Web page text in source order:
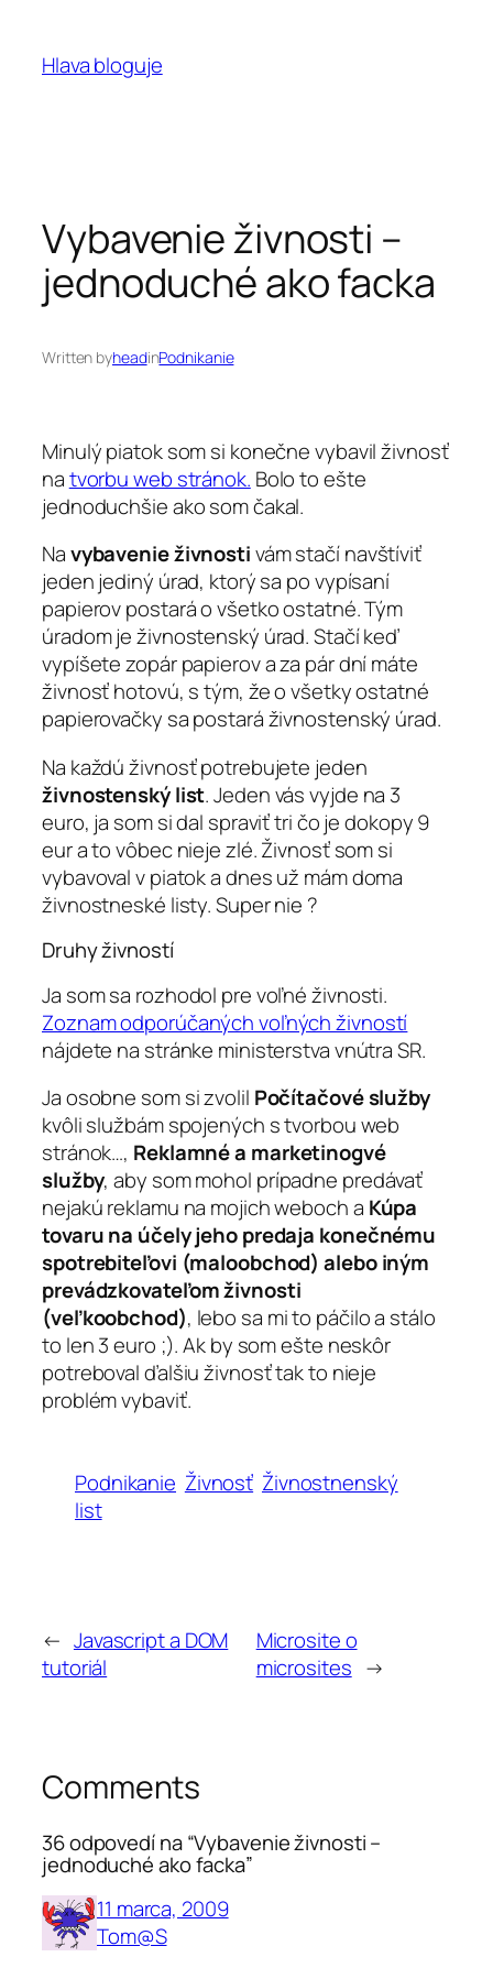
obsahHlava bloguje
Vybavenie živnosti –
jednoduché ako facka
Written byheadinPodnikanie
Minulý piatok som si konečne vybavil živnosť
natvorbu web stránok. Bolo to ešte
jednoduchšie ako som čakal.
Navybavenie živnostivám stačí navštíviť
jeden jediný úrad, ktorý sa po vypísaní
papierov postará o všetko ostatné. Tým
úradom je živnostenský úrad. Stačí keď
vypíšete zopár papierov a za pár dní máte
živnosť hotovú, s tým, že o všetky ostatné
papierovačky sa postará živnostenský úrad.
Na každú živnosť potrebujete jeden
živnostenský list. Jeden vás vyjde na 3
euro, ja som si dal spraviť tri čo je dokopy 9
eur a to vôbec nieje zlé. Živnosť som si
vybavoval v piatok a dnes už mám doma
živnostneské listy. Super nie ?
Druhy živností
Ja som sa rozhodol pre voľné živnosti.
Zoznam odporúčaných voľných živností
nájdete na stránke ministerstva vnútra SR.
Ja osobne som si zvolil Počítačové služby
kvôli službám spojených s tvorbou web
stránok…, Reklamné a marketinogvé
služby, aby som mohol prípadne predávať
nejakú reklamu na mojich weboch a Kúpa
tovaru na účely jeho predaja konečnému
spotrebiteľovi (maloobchod) alebo iným
prevádzkovateľom živnosti
(veľkoobchod), lebo sa mi to páčilo a stálo
to len 3 euro ;). Ak by som ešte neskôr
potreboval ďalšiu živnosť tak to nieje
problém vybaviť.
Podnikanie Živnosť Živnostnenský
list
← Javascript a DOM
tutoriál
Microsite o
microsites →
Comments
36 odpovedí na “Vybavenie živnosti –
jednoduché ako facka”
11 marca, 2009
Tom@S